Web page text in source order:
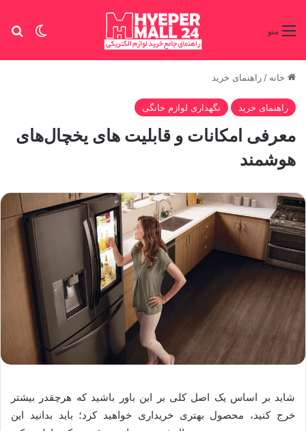
تغییر منو
خانه / راهنمای خرید
راهنمای خرید نگهداری لوازم خانگی
معرفی امکانات و قابلیت های یخچال‌های
هوشمند
شاید بر اساس یک اصل کلی بر این باور باشید که هرچقدر بیشتر
خرج کنید، محصول بهتری خریداری خواهید کرد؛ باید بدانید این